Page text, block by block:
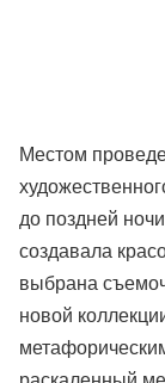
Местом
до поздней
создавала
выбрана
новой